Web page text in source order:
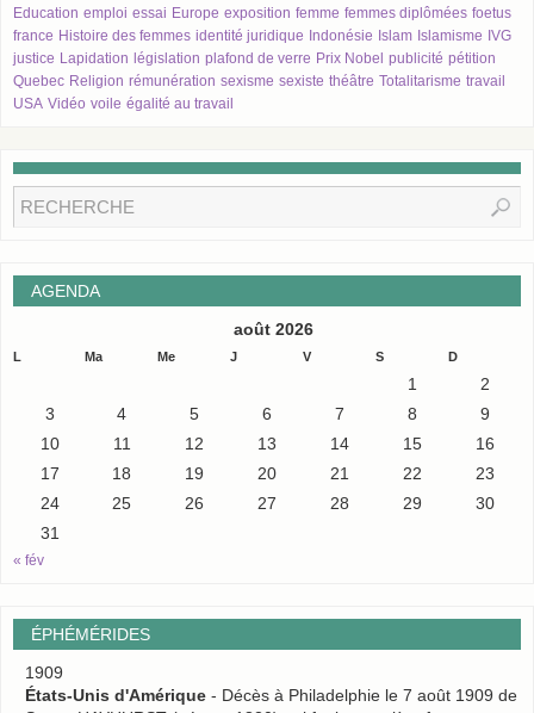
Education emploi essai Europe exposition femme femmes diplômées foetus
france Histoire des femmes identité juridique Indonésie Islam Islamisme IVG
justice Lapidation législation plafond de verre Prix Nobel publicité pétition
Quebec Religion rémunération sexisme sexiste théâtre Totalitarisme travail
USA Vidéo voile égalité au travail
AGENDA
août 2026
L Ma Me J V S D
« fév
1
2
3
4 5 6 7 8
9
10
11 12 13 14 15
16
17
18 19 20 21 22
23
24
25 26 27 28 29
30
31
ÉPHÉMÉRIDES
1909
États-Unis d'Amérique - Décès à Philadelphie le 7 août 1909 de